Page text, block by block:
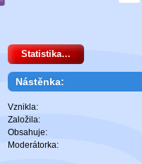
Statistika…
Nástěnka:
Vznikla:
Založila:
Obsahuje:
Moderátorka: